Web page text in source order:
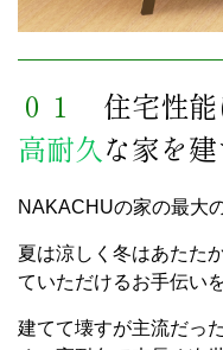
０１ 住宅性能
高耐久な家を建
NAKACHUの家の最大
夏は涼しく冬はあたた
ていただけるお手伝い
建てて壊すが主流だっ